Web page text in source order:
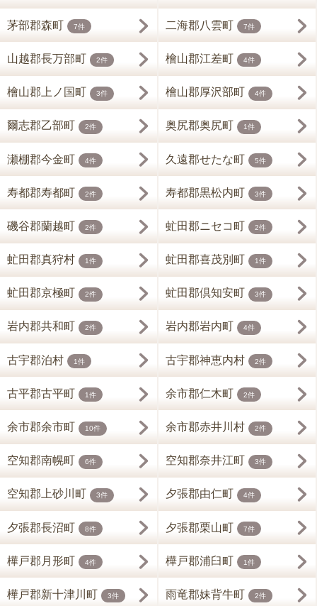
茅部郡森町 7件 二海郡八雲町 7件
山越郡長万部町 2件 檜山郡江差町 4件
檜山郡上ノ国町 3件 檜山郡厚沢部町 4件
爾志郡乙部町 2件 奥尻郡奥尻町 1件
瀬棚郡今金町 4件 久遠郡せたな町 5件
寿都郡寿都町 2件 寿都郡黒松内町 3件
磯谷郡蘭越町 2件 虻田郡ニセコ町 2件
虻田郡真狩村 1件 虻田郡喜茂別町 1件
虻田郡京極町 2件 虻田郡倶知安町 3件
岩内郡共和町 2件 岩内郡岩内町 4件
古宇郡泊村 1件 古宇郡神恵内村 2件
古平郡古平町 1件 余市郡仁木町 2件
余市郡余市町 10件 余市郡赤井川村 2件
空知郡南幌町 6件 空知郡奈井江町 3件
空知郡上砂川町 3件 夕張郡由仁町 4件
夕張郡長沼町 8件 夕張郡栗山町 7件
樺戸郡月形町 4件 樺戸郡浦臼町 1件
樺戸郡新十津川町 3件 雨竜郡妹背牛町 2件